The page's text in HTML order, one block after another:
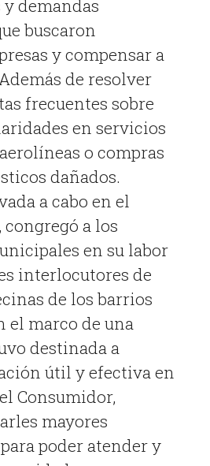
demandas
buscaron
y compensar a
de resolver
frecuentes sobre
en servicios
o compras
dañados.
a cabo en el
a los
en su labor
interlocutores de
de los barrios
el marco de una
destinada a
útil y efectiva en
Consumidor,
mayores
poder atender y